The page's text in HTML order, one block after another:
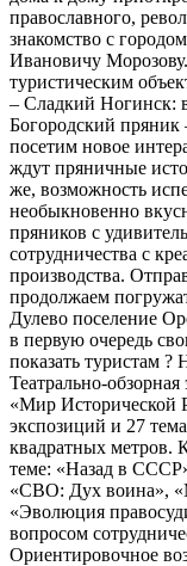
православного,
знакомство с
Ивановичу
туристическим
– Сладкий Ногинск:
Богородский
посетим новое
ждут пряничные
же, возможность
необыкновенно
пряников с
сотрудничества с
производства.
продолжаем
Дулево поселение
в первую очередь
показать туристам
Театрально-
«Мир Исторической
экспозиций и 27
квадратных метров.
теме: «Назад в
«СВО: Дух воина»,
«Эволюция
вопросом
Ориентировочное